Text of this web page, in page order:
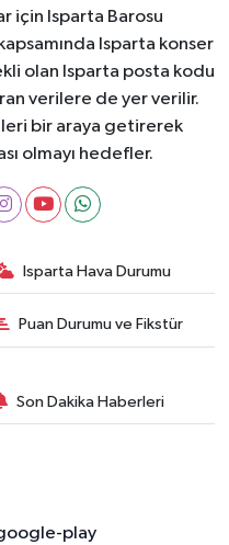
için Isparta Barosu
Isparta konser
olan Isparta posta kodu
verilere de yer verilir.
bir araya getirerek
olmayı hedefler.
Isparta Hava Durumu
Puan Durumu ve Fikstür
Son Dakika Haberleri